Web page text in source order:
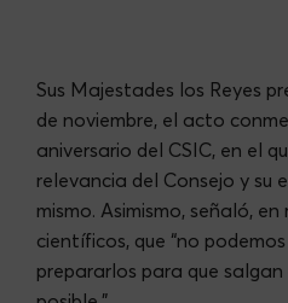
Sus Majestades los Reyes
de noviembre, el acto
aniversario del CSIC, en el
relevancia del Consejo y su
mismo. Asimismo, señaló,
científicos, que “no
prepararlos para que